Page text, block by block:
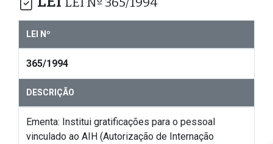
LEI Nº
365/1994
DESCRIÇÃO
Ementa: Institui gratificações para o pessoal
vinculado ao AIH (Autorização de Internação